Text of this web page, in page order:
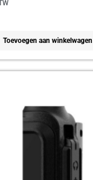
Toevoegen aan winkelwagen